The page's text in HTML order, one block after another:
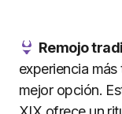
Remojo
experiencia
mejor opción.